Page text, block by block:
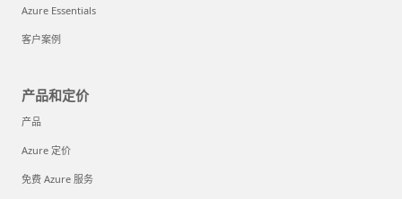
Azure Essentials
客户案例
产品和定价
产品
Azure 定价
免费 Azure 服务